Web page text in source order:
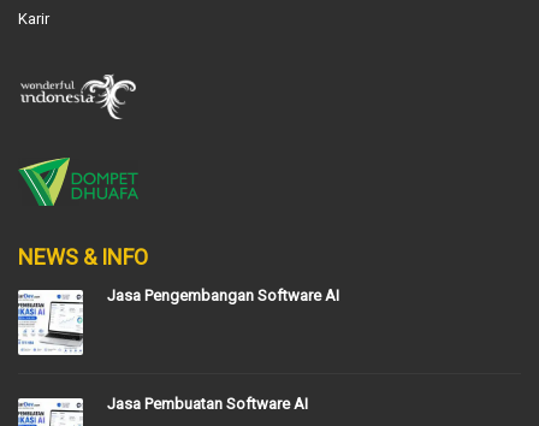
Karir
NEWS & INFO
Jasa Pengembangan Software AI
Jasa Pembuatan Software AI